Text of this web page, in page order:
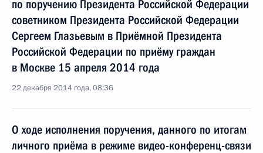
по поручению Президента Российской Федерации
советником Президента Российской Федерации
Сергеем Глазьевым в Приёмной Президента
Российской Федерации по приёму граждан
в Москве 15 апреля 2014 года
22 декабря 2014 года, 08:36
О ходе исполнения поручения, данного по итогам
личного приёма в режиме видео-конференц-связи